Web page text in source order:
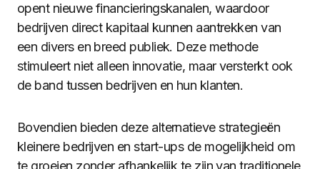
opent nieuwe financieringskanalen, waardoor
bedrijven direct kapitaal kunnen aantrekken van
een divers en breed publiek. Deze methode
stimuleert niet alleen innovatie, maar versterkt ook
de band tussen bedrijven en hun klanten.
Bovendien bieden deze alternatieve strategieën
kleinere bedrijven en start-ups de mogelijkheid om
te groeien zonder afhankelijk te zijn van traditionele